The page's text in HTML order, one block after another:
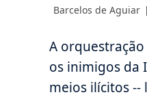
Autor
Barcelos de Aguiar
A
os inimigos da
meios ilícitos